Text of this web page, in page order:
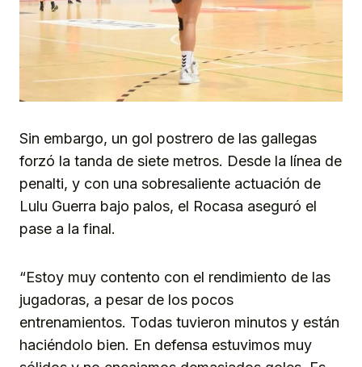
Sin embargo, un gol postrero de las gallegas
forzó la tanda de siete metros. Desde la línea de
penalti, y con una sobresaliente actuación de
Lulu Guerra bajo palos, el Rocasa aseguró el
pase a la final.
“Estoy muy contento con el rendimiento de las
jugadoras, a pesar de los pocos
entrenamientos. Todas tuvieron minutos y están
haciéndolo bien. En defensa estuvimos muy